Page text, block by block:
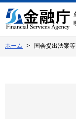
文
へ
動
ホーム 国会提出法案等